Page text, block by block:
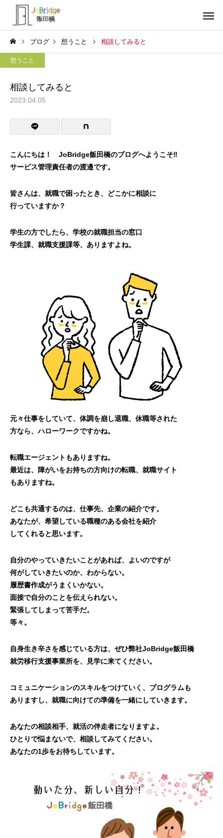
利用者の声
働き続けるための土台 全力禁止のススメ
ブログ 想うこと 相談してみると
想うこと
相談してみると
2023.04.05
こんにちは！ JoBridge飯田橋のブログへようこそ‼
サービス管理責任者の渡邉です。
皆さんは、就職で困ったとき、どこかに相談に
行っていますか？
学生の方でしたら、学校の就職担当の窓口
学生課、就職支援課等、ありますよね。
元々仕事をしていて、体調を崩し退職、休職等された
方なら、ハローワークですかね。
転職エージェントもありますね。
最近は、障がいをお持ちの方向けの転職、就職サイト
もありますね。
どこも共通するのは、仕事先、企業の紹介です。
あなたが、希望している職種のある会社を紹介
してくれると思います。
自分のやっていきたいことがあれば、よいのですが
何がしていきたいのか、わからない。
履歴書作成がうまくいかない。
面接で自分のことを伝えられない。
緊張してしまって苦手だ。
等々。
自身生き辛さを感じている方は、ぜひ弊社JoBridge飯田橋
就労移行支援事業所を、見学に来てください。
コミュニケーションのスキルをつけていく、プログラムも
ありますし、就職に向けての準備を一緒にしていきます。
あなたの相談相手、就活の伴走者になりますよ。
ひとりで悩まないで、相談してみてください。
あなたの1歩をお待ちしています。